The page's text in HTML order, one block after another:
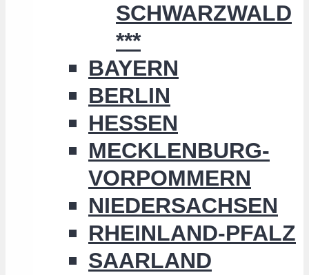
SCHWARZWALD
***
BAYERN
BERLIN
HESSEN
MECKLENBURG-
VORPOMMERN
NIEDERSACHSEN
RHEINLAND-PFALZ
SAARLAND